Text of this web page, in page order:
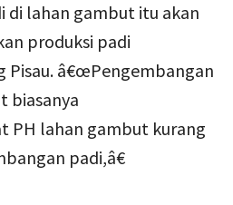
di lahan gambut itu akan
produksi padi
Pisau. â€œPengembangan
biasanya
PH lahan gambut kurang
padi,â€